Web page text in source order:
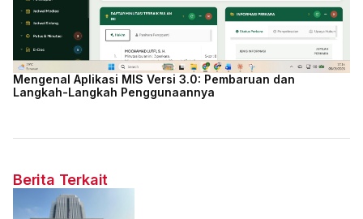
Mengenal Aplikasi MIS Versi 3.0: Pembaruan dan
Langkah-Langkah Penggunaannya
Berita Terkait